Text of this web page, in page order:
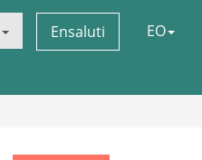
Ensaluti EO